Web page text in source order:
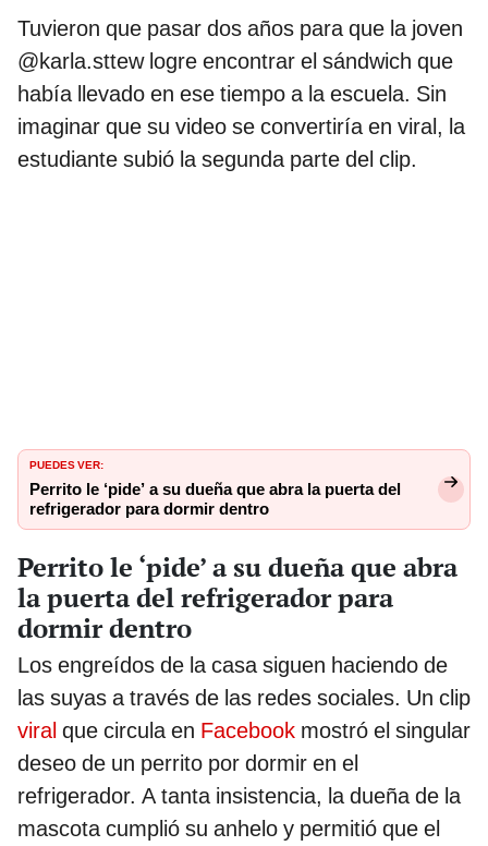
Tuvieron que pasar dos años para que la joven
@karla.sttew logre encontrar el sándwich que
había llevado en ese tiempo a la escuela. Sin
imaginar que su video se convertiría en viral, la
estudiante subió la segunda parte del clip.
PUEDES VER:
Perrito le ‘pide’ a su dueña que abra la puerta del
refrigerador para dormir dentro
Perrito le ‘pide’ a su dueña que abra
la puerta del refrigerador para
dormir dentro
Los engreídos de la casa siguen haciendo de
las suyas a través de las redes sociales. Un clip
viral que circula en Facebook mostró el singular
deseo de un perrito por dormir en el
refrigerador. A tanta insistencia, la dueña de la
mascota cumplió su anhelo y permitió que el